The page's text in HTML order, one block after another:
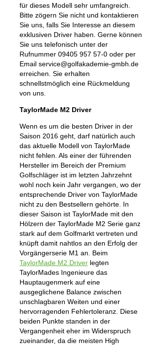
für dieses Modell sehr umfangreich.
Bitte zögern Sie nicht und kontaktieren
Sie uns, falls Sie Interesse an diesem
exklusiven Driver haben. Gerne können
Sie uns telefonisch unter der
Rufnummer 09405 957 57-0 oder per
Email service@golfakademie-gmbh.de
erreichen. Sie erhalten
schnellstmöglich eine Rückmeldung
von uns.
TaylorMade M2 Driver
Wenn es um die besten Driver in der
Saison 2016 geht, darf natürlich auch
das aktuelle Modell von TaylorMade
nicht fehlen. Als einer der führenden
Hersteller im Bereich der Premium
Golfschläger ist im letzten Jahrzehnt
wohl noch kein Jahr vergangen, wo der
entsprechende Driver von TaylorMade
nicht zu den Bestsellern gehörte. In
dieser Saison ist TaylorMade mit den
Hölzern der TaylorMade M2 Serie ganz
stark auf dem Golfmarkt vertreten und
knüpft damit nahtlos an den Erfolg der
Vorgängerserie M1 an. Beim
TaylorMade M2 Driver legten
TaylorMades Ingenieure das
Hauptaugenmerk auf eine
ausgeglichene Balance zwischen
unschlagbaren Weiten und einer
hervorragenden Fehlertoleranz. Diese
beiden Punkte standen in der
Vergangenheit eher im Widerspruch
zueinander, da die meisten High